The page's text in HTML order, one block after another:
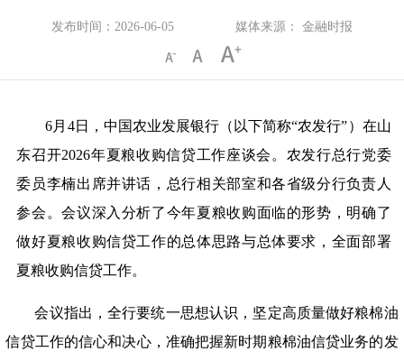
发布时间：2026-06-05 媒体来源： 金融时报
6月 4日，中国农业发展银行（以下简称“农发行”）在山
东召开2026年夏粮收购信贷工作座谈会。农发行总行党委
委员李楠出席并讲话，总行相关部室和各省级分行负责人
参会。会议深入分析了今年夏粮收购面临的形势，明确了
做好夏粮收购信贷工作的总体思路与总体要求，全面部署
夏粮收购信贷工作。
会议指出，全行要统一思想认识，坚定高质量做好粮棉油
信贷工作的信心和决心，准确把握新时期粮棉油信贷业务的发